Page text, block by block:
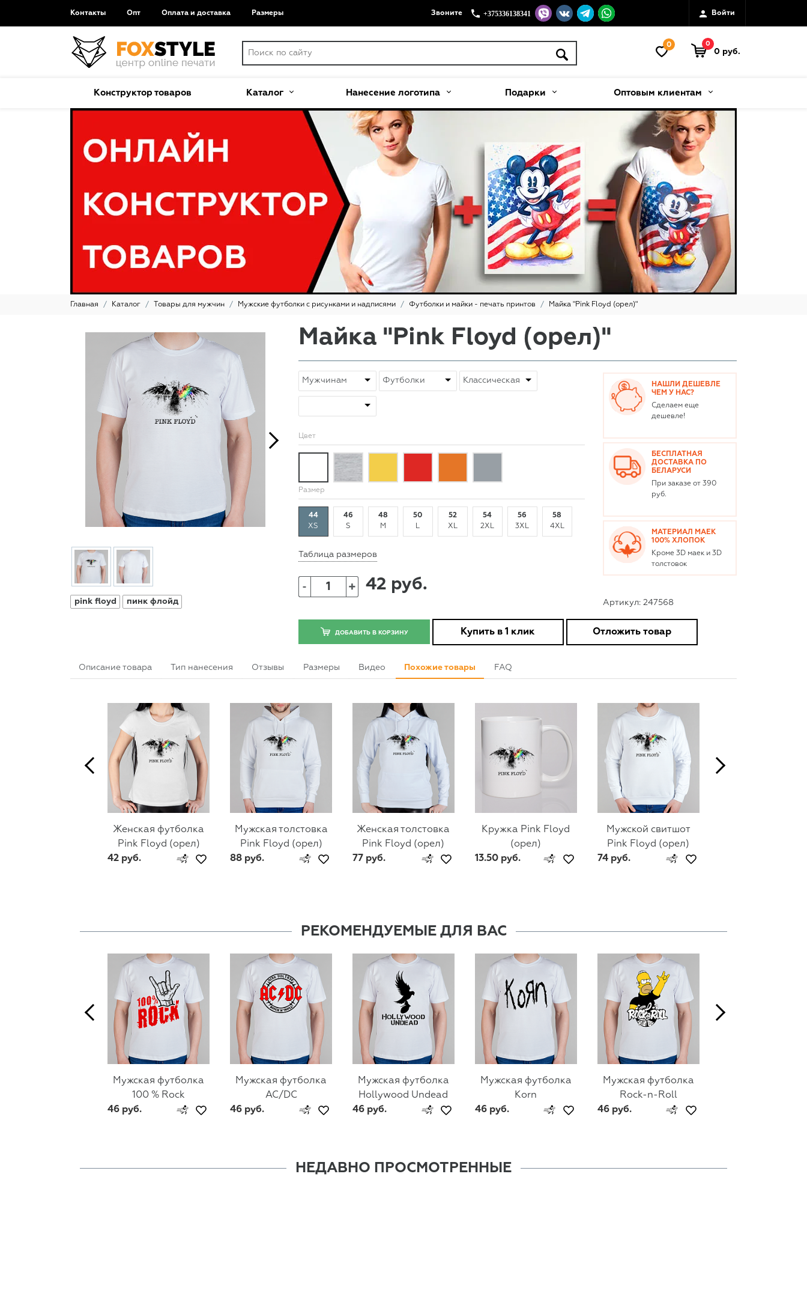
Контакты Опт Оплата и доставка Размеры Звоните +375336138341 Войти
0 0
0 руб.
Конструктор товаров Каталог Нанесение логотипа Подарки Оптовым клиентам
Главная Каталог Товары для мужчин Мужские футболки с рисунками и надписями Футболки и майки - печать принтов Майка "Pink Floyd (орел)"
pink floyd пинк флойд
Майка "Pink Floyd (орел)"
Цвет
Размер
44
XS
46
S
48
M
50
L
52
XL
54
2XL
56
3XL
58
4XL
Таблица размеров
- + 42 руб.
НАШЛИ ДЕШЕВЛЕ
ЧЕМ У НАС?
Сделаем еще
дешевле!
БЕСПЛАТНАЯ
ДОСТАВКА ПО
БЕЛАРУСИ
При заказе от 390
руб.
МАТЕРИАЛ МАЕК
100% ХЛОПОК
Кроме 3D маек и 3D
толстовок
Артикул: 247568
ДОБАВИТЬ В КОРЗИНУ Купить в 1 клик Отложить товар
Описание товара Тип нанесения Отзывы Размеры Видео Похожие товары FAQ
Женская футболка
Pink Floyd (орел)
42 руб.
Мужская толстовка
Pink Floyd (орел)
88 руб.
Женская толстовка
Pink Floyd (орел)
77 руб.
Кружка Pink Floyd
(орел)
13.50 руб.
Мужской свитшот
Pink Floyd (орел)
74 руб.
РЕКОМЕНДУЕМЫЕ ДЛЯ ВАС
Мужская футболка
100 % Rock
46 руб.
Мужская футболка
AC/DC
46 руб.
Мужская футболка
Hollywood Undead
46 руб.
Мужская футболка
Korn
46 руб.
Мужская футболка
Rock-n-Roll
46 руб.
НЕДАВНО ПРОСМОТРЕННЫЕ